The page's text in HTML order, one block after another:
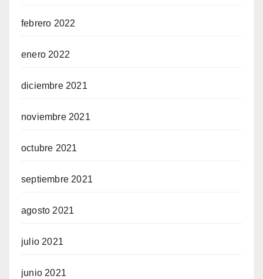
febrero 2022
enero 2022
diciembre 2021
noviembre 2021
octubre 2021
septiembre 2021
agosto 2021
julio 2021
junio 2021